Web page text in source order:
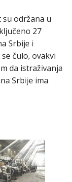
održana u
27
Srbije i
čulo, ovakvi
da istraživanja
Srbije ima